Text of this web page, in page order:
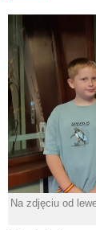
Na zdjęciu od